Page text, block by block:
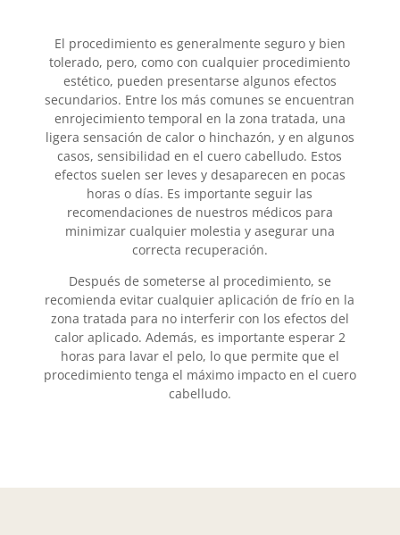
El procedimiento es generalmente seguro y bien
tolerado, pero, como con cualquier procedimiento
estético, pueden presentarse algunos efectos
secundarios. Entre los más comunes se encuentran
enrojecimiento temporal en la zona tratada, una
ligera sensación de calor o hinchazón, y en algunos
casos, sensibilidad en el cuero cabelludo. Estos
efectos suelen ser leves y desaparecen en pocas
horas o días. Es importante seguir las
recomendaciones de nuestros médicos para
minimizar cualquier molestia y asegurar una
correcta recuperación.
Después de someterse al procedimiento, se
recomienda evitar cualquier aplicación de frío en la
zona tratada para no interferir con los efectos del
calor aplicado. Además, es importante esperar 2
horas para lavar el pelo, lo que permite que el
procedimiento tenga el máximo impacto en el cuero
cabelludo.